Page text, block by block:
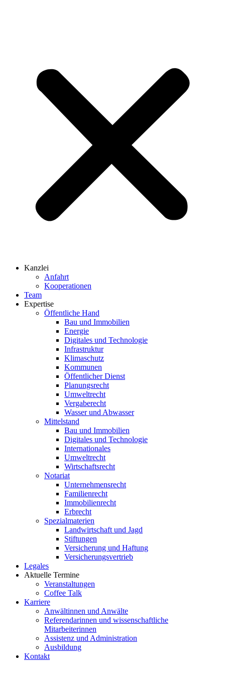
Kanzlei
Anfahrt
Kooperationen
Team
Expertise
Öffentliche Hand
Bau und Immobilien
Energie
Digitales und Technologie
Infrastruktur
Klimaschutz
Kommunen
Öffentlicher Dienst
Planungsrecht
Umweltrecht
Vergaberecht
Wasser und Abwasser
Mittelstand
Bau und Immobilien
Digitales und Technologie
Internationales
Umweltrecht
Wirtschaftsrecht
Notariat
Unternehmensrecht
Familienrecht
Immobilienrecht
Erbrecht
Spezialmaterien
Landwirtschaft und Jagd
Stiftungen
Versicherung und Haftung
Versicherungsvertrieb
Legales
Aktuelle Termine
Veranstaltungen
Coffee Talk
Karriere
Anwältinnen und Anwälte
Referendarinnen und wissenschaftliche
Mitarbeiterinnen
Assistenz und Administration
Ausbildung
Kontakt